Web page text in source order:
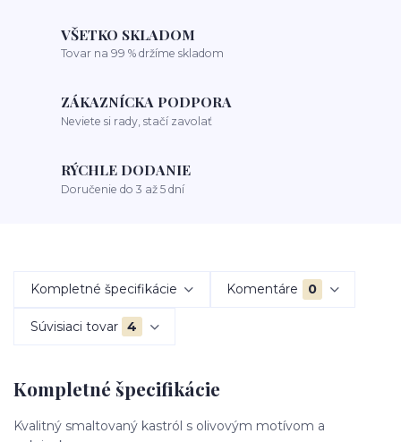
VŠETKO SKLADOM
Tovar na 99 % držíme skladom
ZÁKAZNÍCKA PODPORA
Neviete si rady, stačí zavolať
RÝCHLE DODANIE
Doručenie do 3 až 5 dní
Kompletné špecifikácie Komentáre 0
Súvisiaci tovar 4
Kompletné špecifikácie
Kvalitný smaltovaný kastról s olivovým motívom a